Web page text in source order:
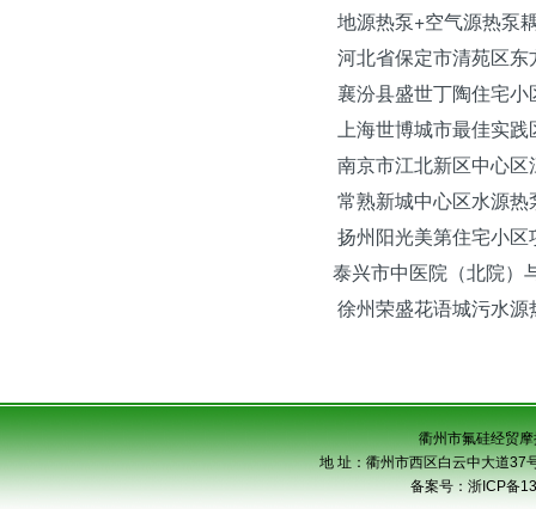
地源热泵+空气源热泵
河北省保定市清苑区东
襄汾县盛世丁陶住宅小
上海世博城市最佳实
南京市江北新区中心区
常熟新城中心区水源热
扬州阳光美第住宅小区
泰兴市中医院（北院）
徐州荣盛花语城污水源
衢州市氟硅经贸
地 址：衢州市西区白云中大道
备案号： 浙ICP备